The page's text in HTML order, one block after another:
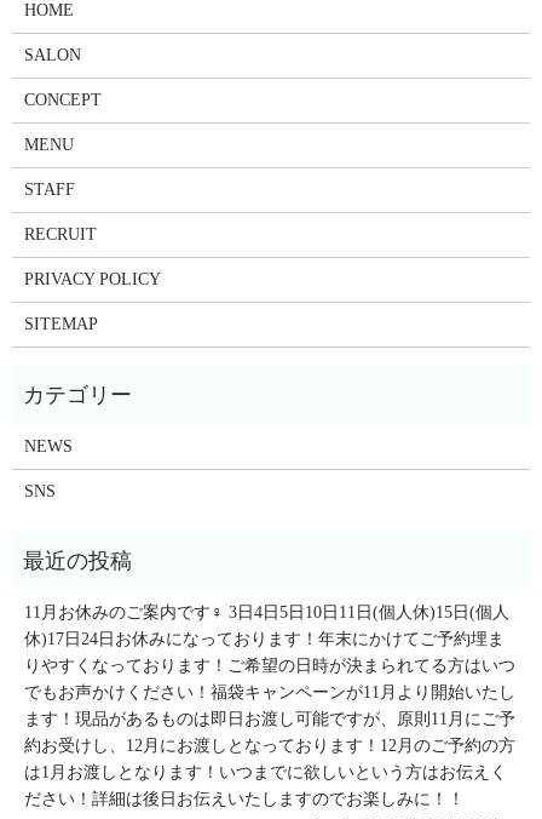
HOME
SALON
CONCEPT
MENU
STAFF
RECRUIT
PRIVACY POLICY
SITEMAP
NEWS
SNS
11月お休みのご案内です‍♀️ 3日4日5日10日11日(個人休)15日(個人
休)17日24日お休みになっております！年末にかけてご予約埋ま
りやすくなっております！ご希望の日時が決まられてる方はいつ
でもお声かけください！福袋キャンペーンが11月より開始いたし
ます！現品があるものは即日お渡し可能ですが、原則11月にご予
約お受けし、12月にお渡しとなっております！12月のご予約の方
は1月お渡しとなります！いつまでに欲しいという方はお伝えく
ださい！詳細は後日お伝えいたしますのでお楽しみに！！